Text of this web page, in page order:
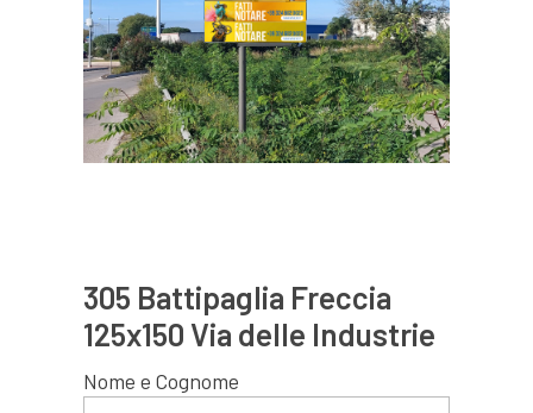
305 Battipaglia Freccia
125x150 Via delle Industrie
Nome e Cognome